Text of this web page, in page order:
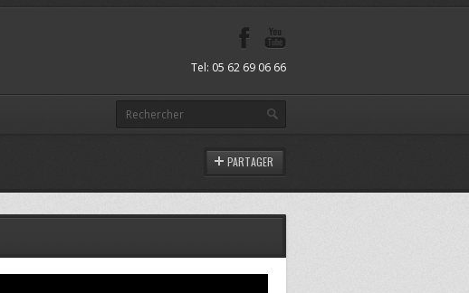
Tel: 05 62 69 06 66
PARTAGER